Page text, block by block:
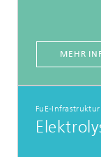
MEHR
FuE-Infrastruktur